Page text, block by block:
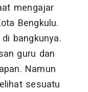
mengajar
Bengkulu.
bangkunya.
guru dan
Namun
sesuatu